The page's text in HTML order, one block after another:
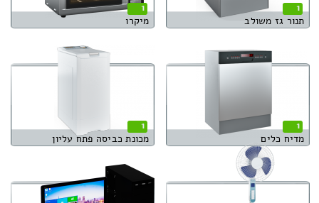
1
תנור גז משולב
1
מיקרו
1
מדיח כלים
1
מכונת כביסה פתח עליון